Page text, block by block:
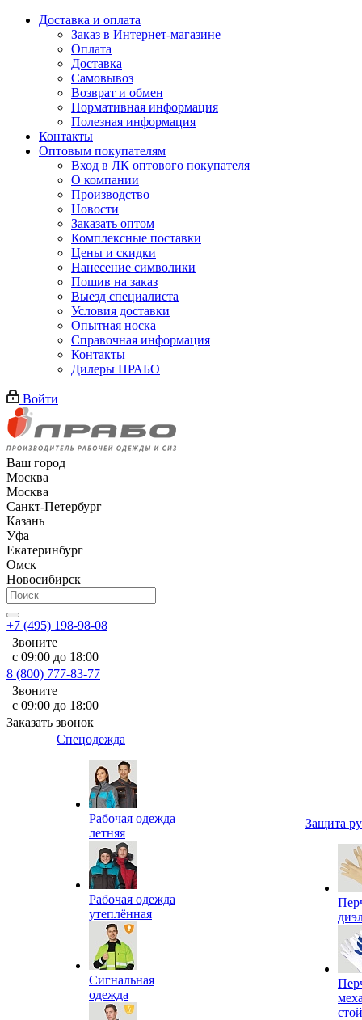
Доставка и оплата
Заказ в Интернет-магазине
Оплата
Доставка
Самовывоз
Возврат и обмен
Нормативная информация
Полезная информация
Контакты
Оптовым покупателям
Вход в ЛК оптового покупателя
О компании
Производство
Новости
Заказать оптом
Комплексные поставки
Цены и скидки
Нанесение символики
Пошив на заказ
Выезд специалиста
Условия доставки
Опытная носка
Справочная информация
Контакты
Дилеры ПРАБО
Войти
Ваш город
Москва
Москва
Санкт-Петербург
Казань
Уфа
Екатеринбург
Омск
Новосибирск
+7 (495) 198-98-08
Звоните
с 09:00 до 18:00
8 (800) 777-83-77
Звоните
с 09:00 до 18:00
Заказать звонок
Спецодежда
Рабочая одежда
летняя
Рабочая одежда
утеплённая
Сигнальная
одежда
Защита